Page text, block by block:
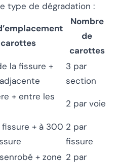
type de dégradation :
Nombre
de
carottes
la fissure +
3 par
section
+ entre les
2 par voie
+ à 300 2 par
fissure
+ zone 2 par